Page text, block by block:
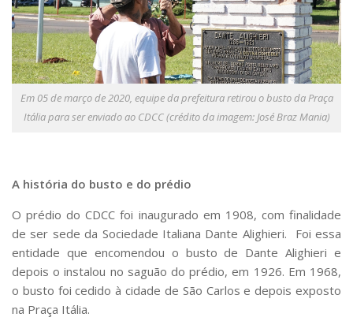
Segurança, Trânsito e Prevenção
RH, Administrativo e Financeiro
Outros serviços
Comunicação
Assessorias e Mídias
Aplicativos e Sites
Jornal da USP
Em 05 de março de 2020, equipe da prefeitura retirou o busto da Praça
Itália para ser enviado ao CDCC (crédito da imagem: José Braz Mania)
A história do busto e do prédio
O prédio do CDCC foi inaugurado em 1908, com finalidade
de ser sede da Sociedade Italiana Dante Alighieri. Foi essa
entidade que encomendou o busto de Dante Alighieri e
depois o instalou no saguão do prédio, em 1926. Em 1968,
o busto foi cedido à cidade de São Carlos e depois exposto
na Praça Itália.